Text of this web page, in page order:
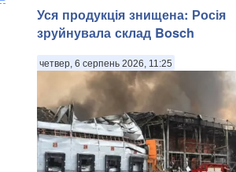
найбільших нафтопереробних заводів
Місцева влада заявила про
повідомив губернатор Ярославської
Михайло Євраєв, передають Патріоти
України. . За с...
Уся продукція знищена: Росія
зруйнувала склад Bosch
четвер, 6 серпень 2026, 11:25